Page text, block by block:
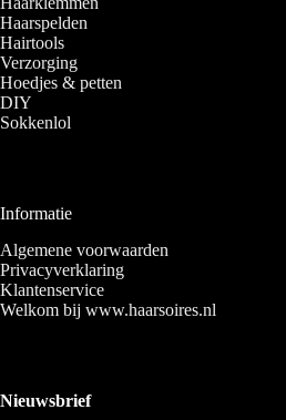
Haarspelden
Hairtools
Verzorging
Hoedjes & petten
DIY
Sokkenlol
Informatie
Algemene voorwaarden
Privacyverklaring
Klantenservice
Welkom bij www.haarsoires.nl
Nieuwsbrief